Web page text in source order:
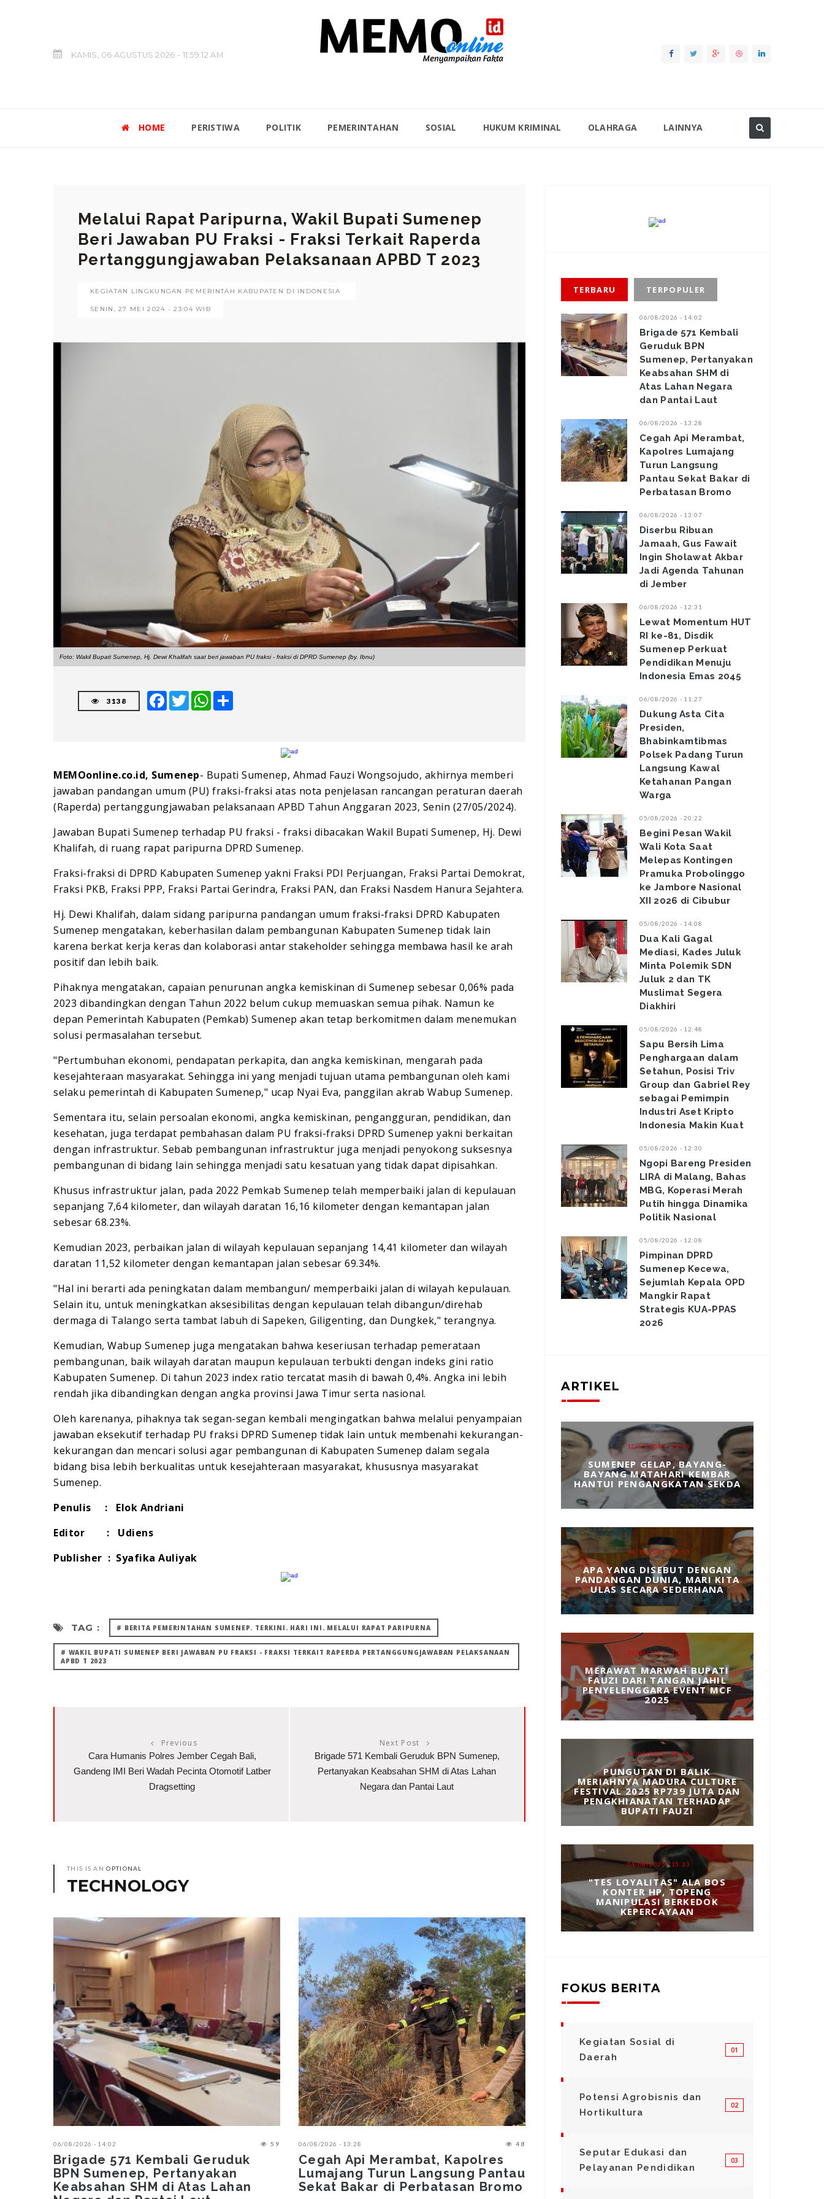
KAMIS, 06 AGUSTUS 2026 - 11:59:13 AM
HOME PERISTIWA POLITIK PEMERINTAHAN SOSIAL HUKUM KRIMINAL OLAHRAGA LAINNYA
Melalui Rapat Paripurna, Wakil Bupati Sumenep
Beri Jawaban PU Fraksi - Fraksi Terkait Raperda
Pertanggungjawaban Pelaksanaan APBD T 2023
KEGIATAN LINGKUNGAN PEMERINTAH KABUPATEN DI INDONESIA
SENIN, 27 MEI 2024 - 23:04 WIB
Foto: Wakil Bupati Sumenep, Hj. Dewi Khalifah saat beri jawaban PU fraksi - fraksi di DPRD Sumenep (by. Ibnu)
3138
FacebookTwitter WhatsApp
MEMOonline.co.id, Sumenep- Bupati Sumenep, Ahmad Fauzi Wongsojudo, akhirnya memberi
jawaban pandangan umum (PU) fraksi-fraksi atas nota penjelasan rancangan peraturan daerah
(Raperda) pertanggungjawaban pelaksanaan APBD Tahun Anggaran 2023, Senin (27/05/2024).
Jawaban Bupati Sumenep terhadap PU fraksi - fraksi dibacakan Wakil Bupati Sumenep, Hj. Dewi
Khalifah, di ruang rapat paripurna DPRD Sumenep.
Fraksi-fraksi di DPRD Kabupaten Sumenep yakni Fraksi PDI Perjuangan, Fraksi Partai Demokrat,
Fraksi PKB, Fraksi PPP, Fraksi Partai Gerindra, Fraksi PAN, dan Fraksi Nasdem Hanura Sejahtera.
Hj. Dewi Khalifah, dalam sidang paripurna pandangan umum fraksi-fraksi DPRD Kabupaten
Sumenep mengatakan, keberhasilan dalam pembangunan Kabupaten Sumenep tidak lain
karena berkat kerja keras dan kolaborasi antar stakeholder sehingga membawa hasil ke arah
positif dan lebih baik.
Pihaknya mengatakan, capaian penurunan angka kemiskinan di Sumenep sebesar 0,06% pada
2023 dibandingkan dengan Tahun 2022 belum cukup memuaskan semua pihak. Namun ke
depan Pemerintah Kabupaten (Pemkab) Sumenep akan tetap berkomitmen dalam menemukan
solusi permasalahan tersebut.
"Pertumbuhan ekonomi, pendapatan perkapita, dan angka kemiskinan, mengarah pada
kesejahteraan masyarakat. Sehingga ini yang menjadi tujuan utama pembangunan oleh kami
selaku pemerintah di Kabupaten Sumenep," ucap Nyai Eva, panggilan akrab Wabup Sumenep.
Sementara itu, selain persoalan ekonomi, angka kemiskinan, pengangguran, pendidikan, dan
kesehatan, juga terdapat pembahasan dalam PU fraksi-fraksi DPRD Sumenep yakni berkaitan
dengan infrastruktur. Sebab pembangunan infrastruktur juga menjadi penyokong suksesnya
pembangunan di bidang lain sehingga menjadi satu kesatuan yang tidak dapat dipisahkan.
Khusus infrastruktur jalan, pada 2022 Pemkab Sumenep telah memperbaiki jalan di kepulauan
sepanjang 7,64 kilometer, dan wilayah daratan 16,16 kilometer dengan kemantapan jalan
sebesar 68.23%.
Kemudian 2023, perbaikan jalan di wilayah kepulauan sepanjang 14,41 kilometer dan wilayah
daratan 11,52 kilometer dengan kemantapan jalan sebesar 69.34%.
"Hal ini berarti ada peningkatan dalam membangun/ memperbaiki jalan di wilayah kepulauan.
Selain itu, untuk meningkatkan aksesibilitas dengan kepulauan telah dibangun/direhab
dermaga di Talango serta tambat labuh di Sapeken, Giligenting, dan Dungkek," terangnya.
Kemudian, Wabup Sumenep juga mengatakan bahwa keseriusan terhadap pemerataan
pembangunan, baik wilayah daratan maupun kepulauan terbukti dengan indeks gini ratio
Kabupaten Sumenep. Di tahun 2023 index ratio tercatat masih di bawah 0,4%. Angka ini lebih
rendah jika dibandingkan dengan angka provinsi Jawa Timur serta nasional.
Oleh karenanya, pihaknya tak segan-segan kembali mengingatkan bahwa melalui penyampaian
jawaban eksekutif terhadap PU fraksi DPRD Sumenep tidak lain untuk membenahi kekurangan-
kekurangan dan mencari solusi agar pembangunan di Kabupaten Sumenep dalam segala
bidang bisa lebih berkualitas untuk kesejahteraan masyarakat, khususnya masyarakat
Sumenep.
Penulis : Elok Andriani
Editor : Udiens
Publisher : Syafika Auliyak
TAG : # BERITA PEMERINTAHAN SUMENEP. TERKINI. HARI INI. MELALUI RAPAT PARIPURNA
# WAKIL BUPATI SUMENEP BERI JAWABAN PU FRAKSI - FRAKSI TERKAIT RAPERDA PERTANGGUNGJAWABAN PELAKSANAAN
APBD T 2023
Previous
Cara Humanis Polres Jember Cegah Bali,
Gandeng IMI Beri Wadah Pecinta Otomotif Latber
Dragsetting
Next Post
Brigade 571 Kembali Geruduk BPN Sumenep,
Pertanyakan Keabsahan SHM di Atas Lahan
Negara dan Pantai Laut
THIS IS ANOPTIONAL
TECHNOLOGY
06/08/2026 - 14:02 59
Brigade 571 Kembali Geruduk
BPN Sumenep, Pertanyakan
Keabsahan SHM di Atas Lahan
06/08/2026 - 13:28 48
‎Cegah Api Merambat, Kapolres
Lumajang Turun Langsung Pantau
Sekat Bakar di Perbatasan Bromo
Diserbu Ribuan Jamaah, Gus
Fawait Ingin Sholawat Akbar Jadi
Agenda Tahunan di Jember
TERBARU TERPOPULER
06/08/2026 - 14:02
Brigade 571 Kembali
Geruduk BPN
Sumenep, Pertanyakan
Keabsahan SHM di
Atas Lahan Negara
dan Pantai Laut
06/08/2026 - 13:28
‎Cegah Api Merambat,
Kapolres Lumajang
Turun Langsung
Pantau Sekat Bakar di
Perbatasan Bromo ‎
06/08/2026 - 13:07
Diserbu Ribuan
Jamaah, Gus Fawait
Ingin Sholawat Akbar
Jadi Agenda Tahunan
di Jember
06/08/2026 - 12:31
Lewat Momentum HUT
RI ke-81, Disdik
Sumenep Perkuat
Pendidikan Menuju
Indonesia Emas 2045
06/08/2026 - 11:27
Dukung Asta Cita
Presiden,
Bhabinkamtibmas
Polsek Padang Turun
Langsung Kawal
Ketahanan Pangan
Warga
05/08/2026 - 20:22
Begini Pesan Wakil
Wali Kota Saat
Melepas Kontingen
Pramuka Probolinggo
ke Jambore Nasional
XII 2026 di Cibubur
05/08/2026 - 14:08
Dua Kali Gagal
Mediasi, Kades Juluk
Minta Polemik SDN
Juluk 2 dan TK
Muslimat Segera
Diakhiri
05/08/2026 - 12:48
Sapu Bersih Lima
Penghargaan dalam
Setahun, Posisi Triv
Group dan Gabriel Rey
sebagai Pemimpin
Industri Aset Kripto
Indonesia Makin Kuat
05/08/2026 - 12:30
Ngopi Bareng Presiden
LIRA di Malang, Bahas
MBG, Koperasi Merah
Putih hingga Dinamika
Politik Nasional
05/08/2026 - 12:08
Pimpinan DPRD
Sumenep Kecewa,
Sejumlah Kepala OPD
Mangkir Rapat
Strategis KUA-PPAS
2026
ARTIKEL
12/01/2026 - 14:39
SUMENEP GELAP, BAYANG-
BAYANG MATAHARI KEMBAR
HANTUI PENGANGKATAN SEKDA
14/10/2025 - 14:53
APA YANG DISEBUT DENGAN
PANDANGAN DUNIA, MARI KITA
ULAS SECARA SEDERHANA
23/09/2025 - 12:25
MERAWAT MARWAH BUPATI
FAUZI DARI TANGAN JAHIL
PENYELENGGARA EVENT MCF
2025
12/09/2025 - 08:46
PUNGUTAN DI BALIK
MERIAHNYA MADURA CULTURE
FESTIVAL 2025 RP739 JUTA DAN
PENGKHIANATAN TERHADAP
BUPATI FAUZI
04/08/2025 - 15:33
"TES LOYALITAS" ALA BOS
KONTER HP, TOPENG
MANIPULASI BERKEDOK
KEPERCAYAAN
FOKUS BERITA
Kegiatan Sosial di
Daerah
01
Potensi Agrobisnis dan
Hortikultura
02
Seputar Edukasi dan
Pelayanan Pendidikan
03